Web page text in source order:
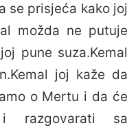
se prisjeća kako joj
možda ne putuje
pune suza.Kemal
joj kaže da
o Mertu i da će
sa